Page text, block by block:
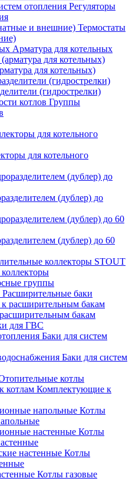
Регуляторы
Термостаты
Арматура для котельных
для котельных)
(гидрострелки)
Группы
для котельного
(дублер) до
(дублер) до 60
STOUT
группы
Расширительные баки
бакам
для ГВС
Баки для систем
Баки для систем
котлы
Комплектующие к
Котлы
Котлы
Котлы
Котлы газовые